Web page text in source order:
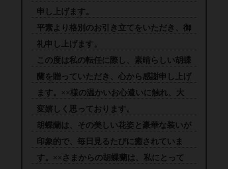
申し上げます。
平素より格別のお引き立てをいただき、御
礼申し上げます。
この度は私の転任に際し、素晴らしい胡蝶
蘭を贈っていただき、心から感謝申し上げ
ます。××様の温かいお心遣いに触れ、大
変嬉しく思っております。
胡蝶蘭は、その美しい花姿と豪華な装いが
印象的で、毎日見るたびに癒されていま
す。××さまからの胡蝶蘭は、私にとって